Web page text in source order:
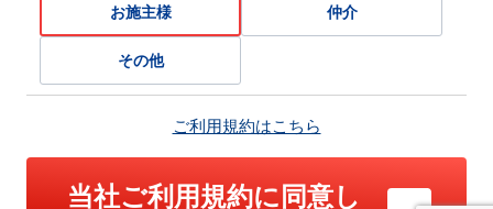
お施主様 仲介
その他
ご利用規約はこちら
当社ご利用規約に同意し